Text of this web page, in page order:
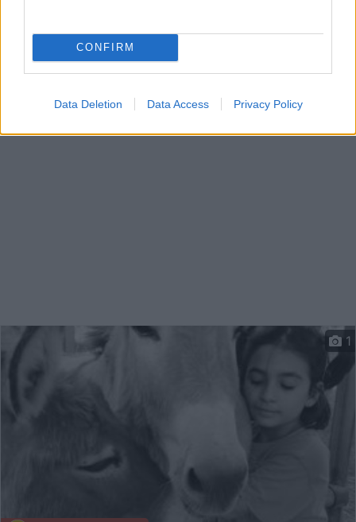
CONFIRM
Data Deletion Data Access Privacy Policy
Punto sosta presso agriturismo per 10 mezzi, preavviso
1